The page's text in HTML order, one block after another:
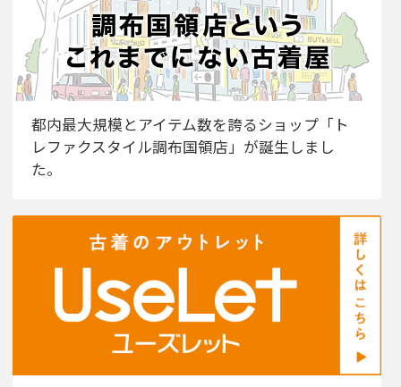
都内最大規模とアイテム数を誇るショップ「ト
レファクスタイル調布国領店」が誕生しまし
た。